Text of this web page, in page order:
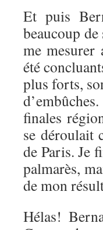
Et puis
beaucoup
me mesurer
été
plus forts,
finales
se déroulait
de Paris. Je
palmarès,
de mon
Hélas!